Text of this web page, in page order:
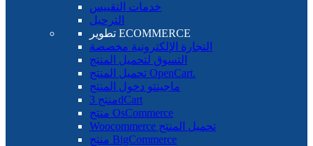
خدمات التقييس
الترحيل
تطوير ECOMMERCE
التجارة الإلكترونية مخصصة
التسوق لتحميل المنتج
تحميل المنتج OpenCart.
ماجينتو دخول المنتج
منتج 3dCart
منتج OsCommerce
Woocommerce تحميل المنتج
منتج BigCommerce